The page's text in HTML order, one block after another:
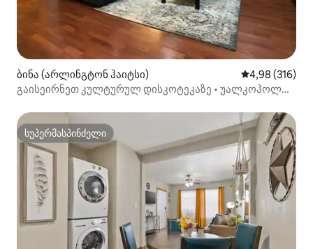
ბინა (არლინგტონ ჰაიტსი) საშუალო
4,98 (316)
გაისეირნეთ კულტურულ დისკოტეკაზე • უალკოჰოლო
სუპერმასპინძელი
სუპერმასპინძელი